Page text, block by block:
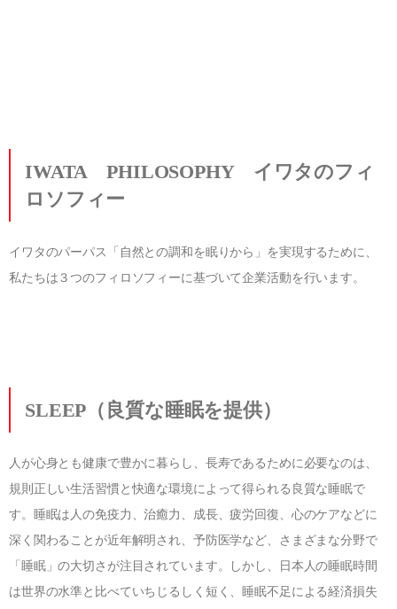
IWATA PHILOSOPHYイワタのフィ
ロソフィー
イワタのパーパス「自然との調和を眠りから」を実現するために、
私たちは３つのフィロソフィーに基づいて企業活動を行います。
SLEEP （良質な睡眠を提供）
人が心身とも健康で豊かに暮らし、長寿であるために必要なのは、
規則正しい生活習慣と快適な環境によって得られる良質な睡眠で
す。睡眠は人の免疫力、治癒力、成長、疲労回復、心のケアなどに
深く関わることが近年解明され、予防医学など、さまざまな分野で
「睡眠」の大切さが注目されています。しかし、日本人の睡眠時間
は世界の水準と比べていちじるしく短く、睡眠不足による経済損失